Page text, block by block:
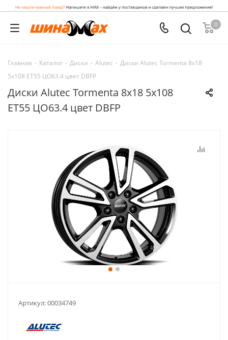
0
Главная - Каталог - Диски - Alutec - Диски Alutec Tormenta 8x18
5x108 ET55 ЦО63.4 цвет DBFP
Диски Alutec Tormenta 8x18 5x108
ET55 ЦО63.4 цвет DBFP
Артикул:00034749